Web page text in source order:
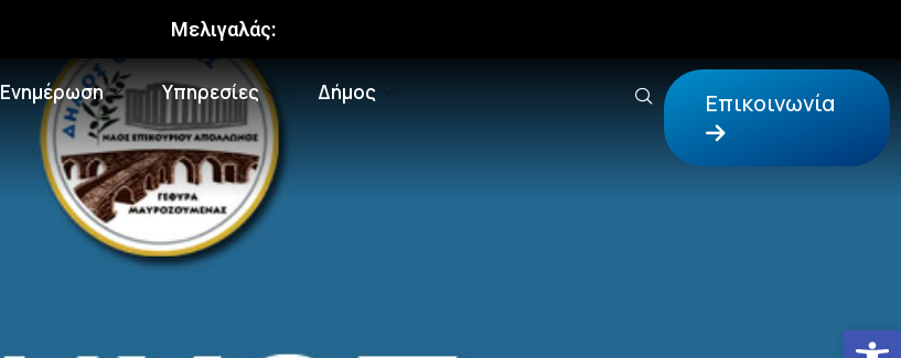
Μελιγαλάς:
Ενημέρωση Υπηρεσίες
Δήμος
Επικοινωνία